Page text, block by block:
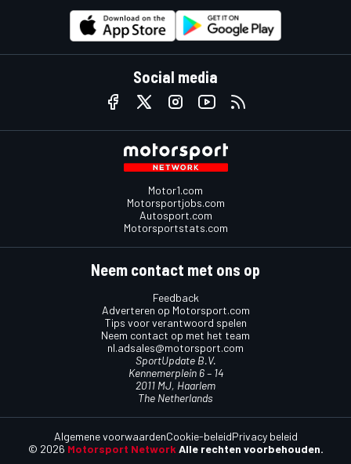
Social media
Motor1.com
Motorsportjobs.com
Autosport.com
Motorsportstats.com
Neem contact met ons op
Feedback
Adverteren op Motorsport.com
Tips voor verantwoord spelen
Neem contact op met het team
nl.adsales@motorsport.com
SportUpdate B.V.
Kennemerplein 6 – 14
2011 MJ, Haarlem
The Netherlands
© 2026 Motorsport Network Alle rechten voorbehouden.
Algemene voorwaardenCookie-beleidPrivacy beleid